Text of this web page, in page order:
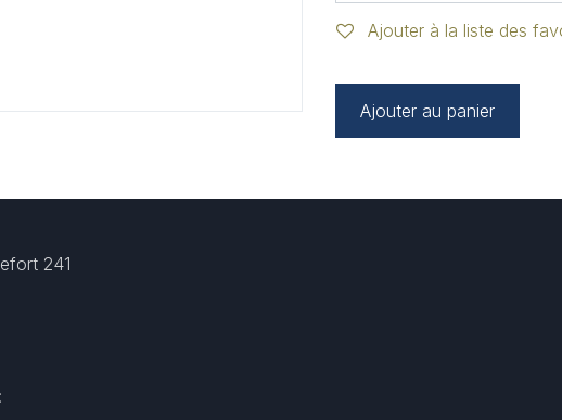
Ajouter à la liste des
Ajouter au panier
241